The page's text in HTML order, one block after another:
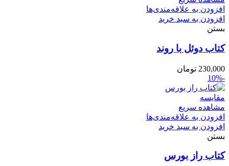
افزودن به علاقه‌مندی‌ها
افزودن به سبد خرید
بستن
کتاب دوئل با روند
230,000 تومان
-10%
مقایسه
مشاهده سریع
افزودن به علاقه‌مندی‌ها
افزودن به سبد خرید
بستن
کتاب راز بورس